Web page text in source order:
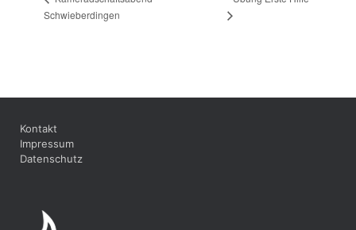
Schwieberdingen
Kontakt
Impressum
Datenschutz